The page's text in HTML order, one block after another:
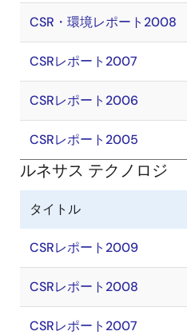
CSR・環境レポート2008
CSRレポート2007
CSRレポート2006
CSRレポート2005
ルネサス テクノロジ
タイトル
CSRレポート2009
CSRレポート2008
CSRレポート2007